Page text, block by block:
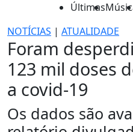
Últimas
NOTÍCIAS | ATUALIDADE
Foram
123 mil doses
a covid-19
Os dados são